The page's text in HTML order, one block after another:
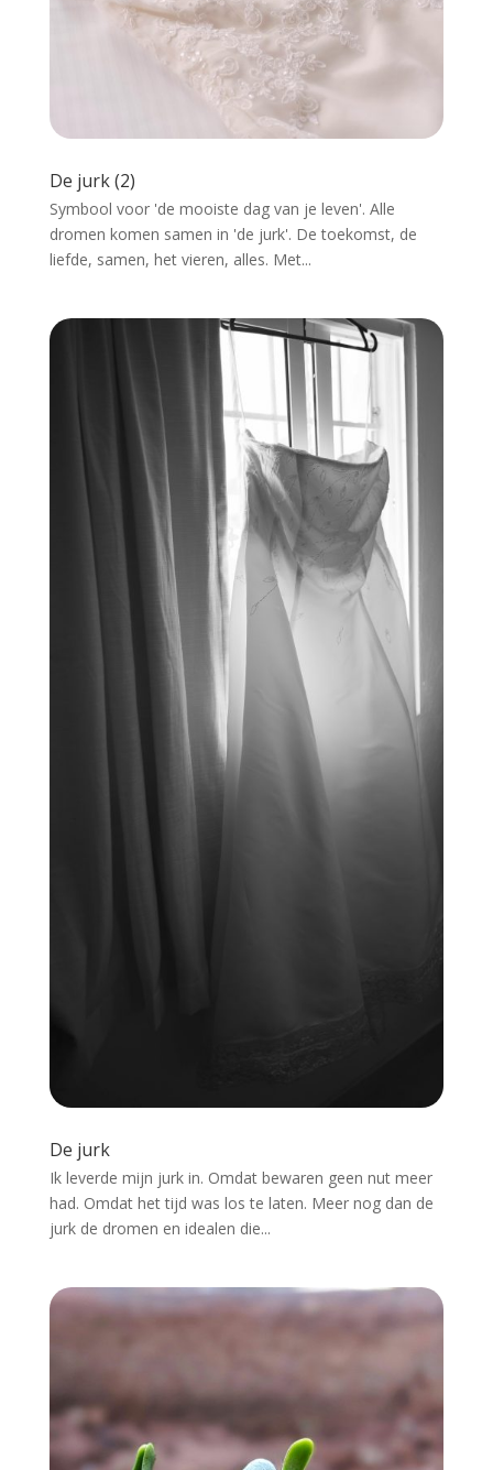
De jurk (2)
Symbool voor 'de mooiste dag van je leven'. Alle
dromen komen samen in 'de jurk'. De toekomst, de
liefde, samen, het vieren, alles. Met...
De jurk
Ik leverde mijn jurk in. Omdat bewaren geen nut meer
had. Omdat het tijd was los te laten. Meer nog dan de
jurk de dromen en idealen die...